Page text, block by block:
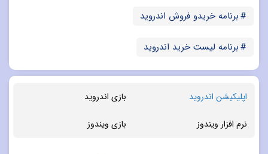
برنامه خریدو فروش اندروید
برنامه لیست خرید اندروید
اپلیکیشن اندروید بازی اندروید
نرم افزار ویندوز بازی ویندوز